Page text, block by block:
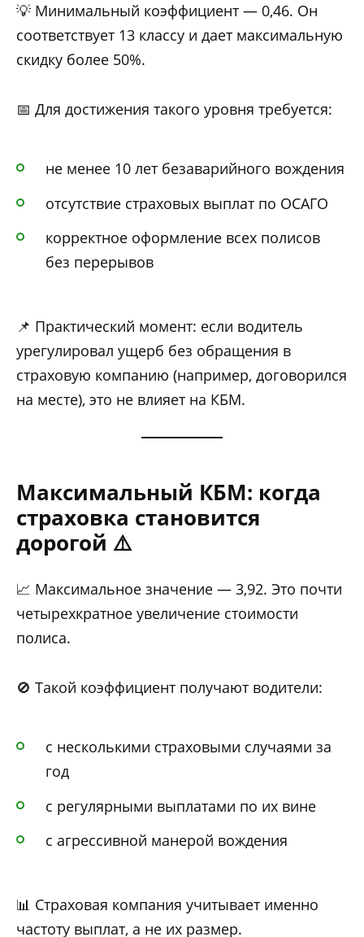
💡 Минимальный коэффициент — 0,46. Он
соответствует 13 классу и дает максимальную
скидку более 50%.
📅 Для достижения такого уровня требуется:
не менее 10 лет безаварийного вождения
отсутствие страховых выплат по ОСАГО
корректное оформление всех полисов
без перерывов
📌 Практический момент: если водитель
урегулировал ущерб без обращения в
страховую компанию (например, договорился
на месте), это не влияет на КБМ.
Максимальный КБМ: когда
страховка становится
дорогой ⚠️
📈 Максимальное значение — 3,92. Это почти
четырехкратное увеличение стоимости
полиса.
🚫 Такой коэффициент получают водители:
с несколькими страховыми случаями за
год
с регулярными выплатами по их вине
с агрессивной манерой вождения
📊 Страховая компания учитывает именно
частоту выплат, а не их размер.